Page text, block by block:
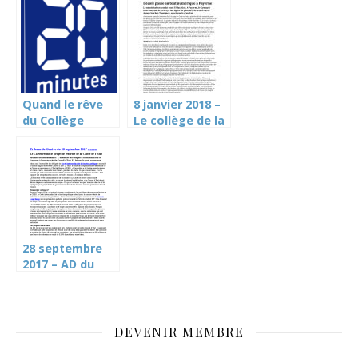
d’économie –
TdG 18 janvier
2020
s’inquiètent du
nombre de
certificats
médicaux (TdG)
Quand le rêve
du Collège
vinaigre (20
minutes)
8 janvier 2018 –
Le collège de la
28 septembre
2017 – AD du
DEVENIR MEMBRE